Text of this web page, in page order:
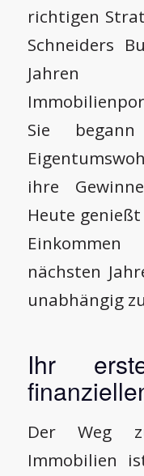
richtigen
Schneiders
Jahren
Sie
ihre
Heute
nächsten
unabhängig
Ihr
Der Weg
Immobilien